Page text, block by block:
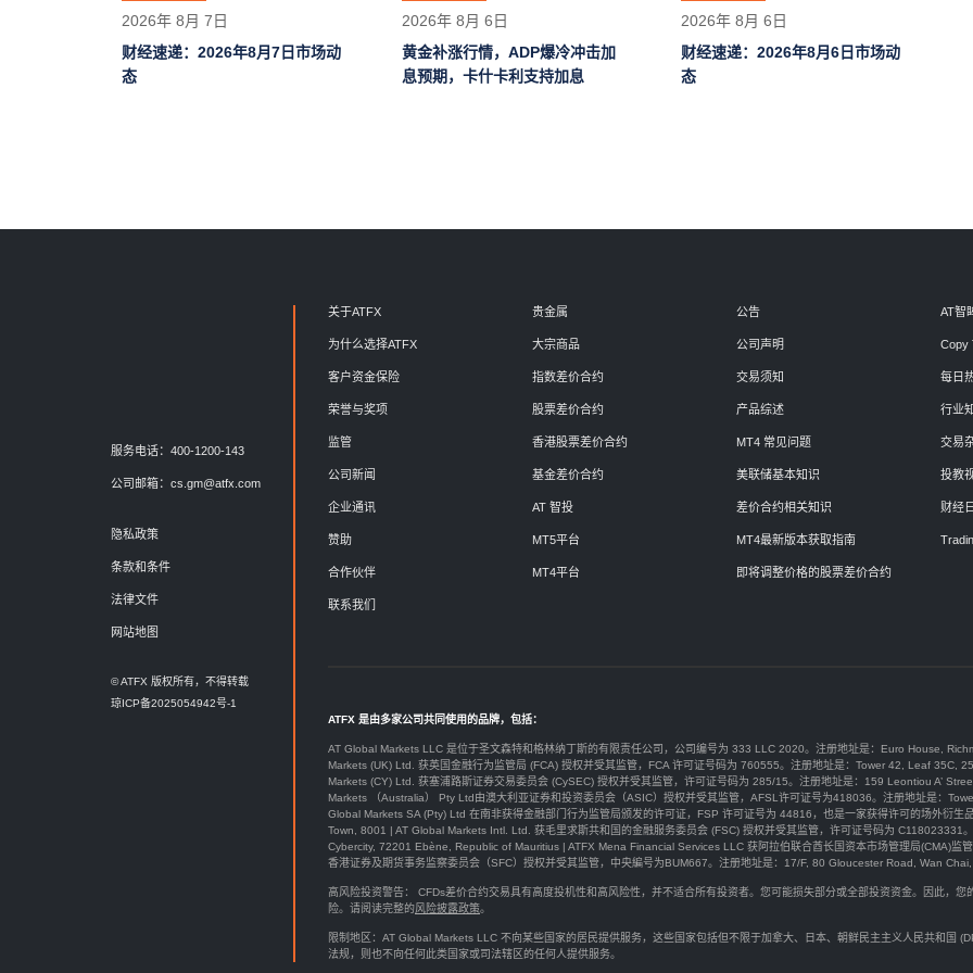
2026年 8月 7日
财经速递：2026年8月7日市场动
态
2026年 8月 6日
黄金补涨行情，ADP爆冷冲击加
息预期，卡什卡利支持加息
2026年 8月 6日
财经速递：2026年8月6日市场动
态
服务电话：400-1200-143
公司邮箱： cs.gm@atfx.com
隐私政策
条款和条件
法律文件
网站地图
© ATFX 版权所有，不得转载
琼ICP备2025054942号-1
关于ATFX
为什么选择ATFX
客户资金保险
荣誉与奖项
监管
公司新闻
企业通讯
赞助
合作伙伴
联系我们
贵金属
大宗商品
指数差价合约
股票差价合约
香港股票差价合约
基金差价合约
AT 智投
MT5平台
MT4平台
公告
公司声明
交易须知
产品综述
MT4 常见问题
美联储基本知识
差价合约相关知识
MT4最新版本获取指南
即将调整价格的股票差价合约
AT智
Copy
每日
行业
交易
投教
财经
ATFX 是由多家公司共同使用的品牌，包括：
AT Global Markets LLC 是位于圣文森特和格林纳丁斯的有限责任公司，公司编号为 333 LLC 2020。注册地址是：Euro House,
Markets (UK) Ltd. 获英国金融行为监管局 (FCA) 授权并受其监管，FCA 许可证号码为 760555。注册地址是：Tower 42, Leaf
Markets (CY) Ltd. 获塞浦路斯证券交易委员会 (CySEC) 授权并受其监管，许可证号码为 285/15。注册地址是：159 Leontiou A’
Markets （Australia） Pty Ltd由澳大利亚证券和投资委员会（ASIC）授权并受其监管，AFSL许可证号为418036。注册地址是：
Global Markets SA (Pty) Ltd 在南非获得金融部门行为监管局颁发的许可证，FSP 许可证号为 44816，也是一家获得许可的场外衍
Town, 8001 | AT Global Markets Intl. Ltd. 获毛里求斯共和国的金融服务委员会 (FSC) 授权并受其监管，许可证号码为
Cybercity, 72201 Ebène, Republic of Mauritius | ATFX Mena Financial Services LLC 获阿拉伯联合酋长国资本市场管理局(CMA)
香港证券及期货事务监察委员会（SFC）授权并受其监管，中央編号为BUM667。注册地址是：17/F, 80 Gloucester Road, Wan
高风险投资警告： CFDs差价合约交易具有高度投机性和高风险性，并不适合所有投资者。您可能损失部分或全部投资资金。因此，
险。请阅读完整的风险披露政策。
限制地区：AT Global Markets LLC 不向某些国家的居民提供服务，这些国家包括但不限于加拿大、日本、朝鲜民主主义人民共和国
法规，则也不向任何此类国家或司法辖区的任何人提供服务。